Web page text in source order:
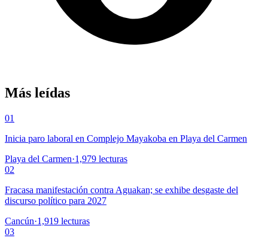
Más leídas
01
Inicia paro laboral en Complejo Mayakoba en Playa del Carmen
Playa del Carmen·1,979 lecturas
02
Fracasa manifestación contra Aguakan; se exhibe desgaste del
discurso político para 2027
Cancún·1,919 lecturas
03